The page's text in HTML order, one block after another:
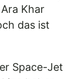
Khar
das ist
Space-Jet